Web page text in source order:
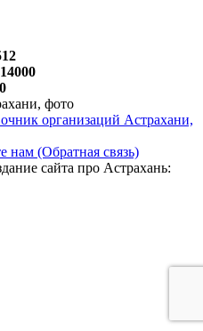
организаций Астрахани,
нам (Обратная связь)
сайта про Астрахань: